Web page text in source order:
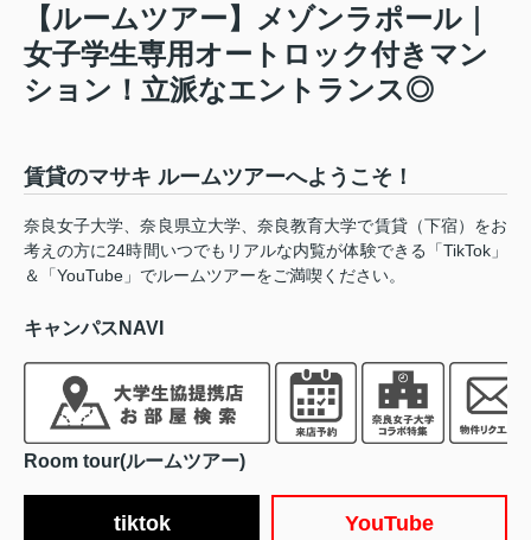
【ルームツアー】メゾンラポール｜
女子学生専用オートロック付きマン
ション！立派なエントランス◎
賃貸のマサキ ルームツアーへようこそ！
奈良女子大学、奈良県立大学、奈良教育大学で賃貸（下宿）をお
考えの方に24時間いつでもリアルな内覧が体験できる「TikTok」
＆「YouTube」でルームツアーをご満喫ください。
キャンパスNAVI
Room tour(ルームツアー)
tiktok YouTube